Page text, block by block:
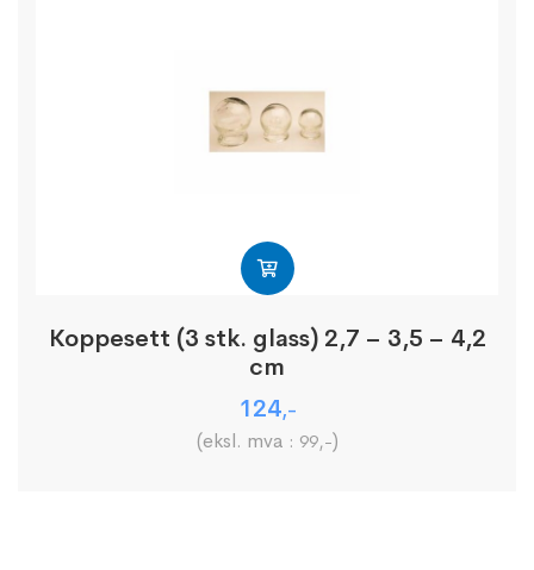
Koppesett (3 stk. glass) 2,7 – 3,5 – 4,2
cm
124,-
(eksl. mva : 99,-)